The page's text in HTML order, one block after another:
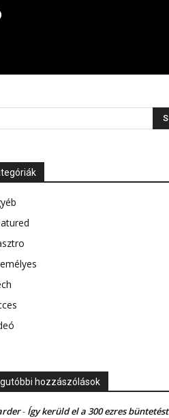
hozzászólások
- Így kerüld el a 300 ezres büntetést